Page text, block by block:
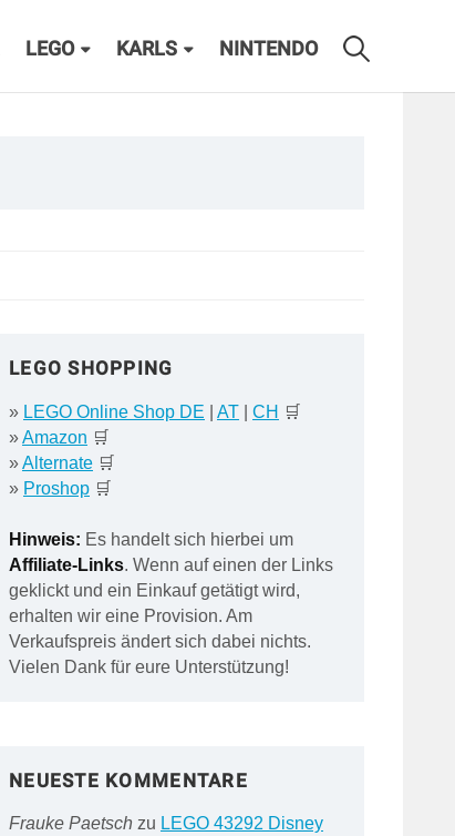
LEGO KARLS NINTENDO
LEGO SHOPPING
» LEGO Online Shop DE AT| CH 🛒
»Amazon 🛒
»Alternate🛒
» Proshop🛒
Hinweis: Es handelt sich hierbei um
Affiliate-Links. Wenn auf einen der Links
geklickt und ein Einkauf getätigt wird,
erhalten wir eine Provision. Am
Verkaufspreis ändert sich dabei nichts.
Vielen Dank für eure Unterstützung!
NEUESTE KOMMENTARE
Frauke Paetschzu LEGO 43292 Disney